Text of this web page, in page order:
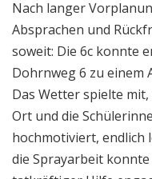
Nach langer
Absprachen und
soweit: Die 6c konnte
Dohrnweg 6 zu einem
Das Wetter spielte
Ort und die
hochmotiviert, endlich
die Sprayarbeit